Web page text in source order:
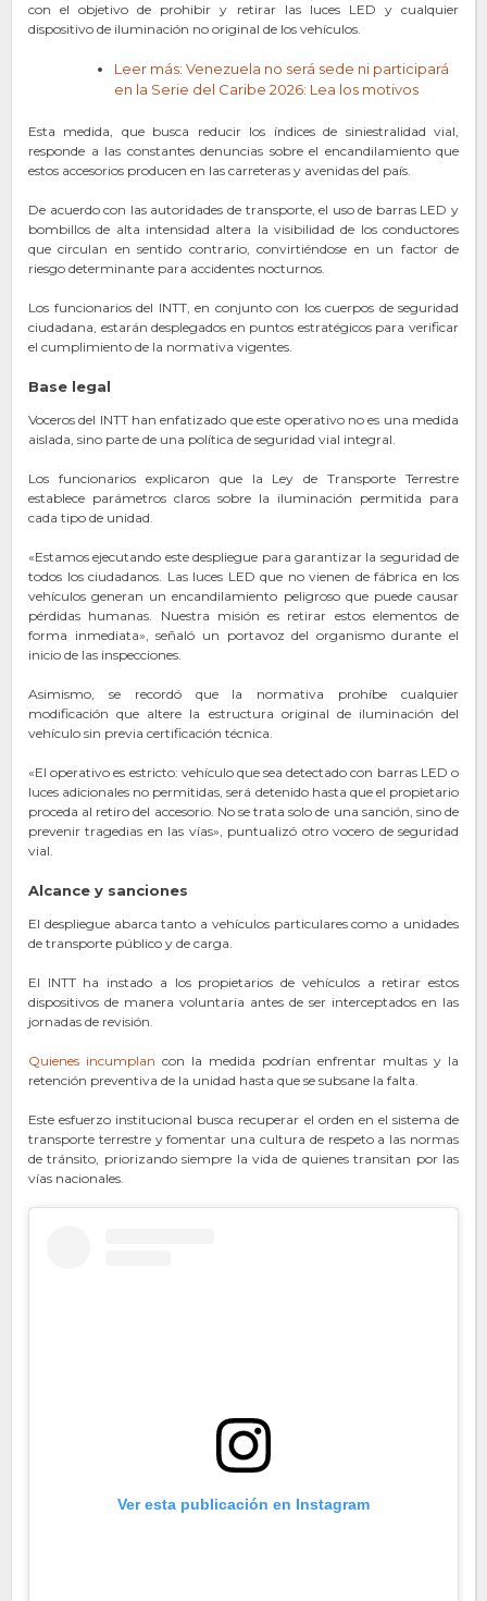
con el objetivo de prohibir y retirar las luces LED y cualquier
dispositivo de iluminación no original de los vehículos.
Leer más: Venezuela no será sede ni participará
en la Serie del Caribe 2026​: Lea los motivos
Esta medida, que busca reducir los índices de siniestralidad vial,
responde a las constantes denuncias sobre el encandilamiento que
estos accesorios producen en las carreteras y avenidas del país.
De acuerdo con las autoridades de transporte, el uso de barras LED y
bombillos de alta intensidad altera la visibilidad de los conductores
que circulan en sentido contrario, convirtiéndose en un factor de
riesgo determinante para accidentes nocturnos.
Los funcionarios del INTT, en conjunto con los cuerpos de seguridad
ciudadana, estarán desplegados en puntos estratégicos para verificar
el cumplimiento de la normativa vigentes.
Base legal
Voceros del INTT han enfatizado que este operativo no es una medida
aislada, sino parte de una política de seguridad vial integral.
Los funcionarios explicaron que la Ley de Transporte Terrestre
establece parámetros claros sobre la iluminación permitida para
cada tipo de unidad.
«Estamos ejecutando este despliegue para garantizar la seguridad de
todos los ciudadanos. Las luces LED que no vienen de fábrica en los
vehículos generan un encandilamiento peligroso que puede causar
pérdidas humanas. Nuestra misión es retirar estos elementos de
forma inmediata», señaló un portavoz del organismo durante el
inicio de las inspecciones.
Asimismo, se recordó que la normativa prohíbe cualquier
modificación que altere la estructura original de iluminación del
vehículo sin previa certificación técnica.
«El operativo es estricto: vehículo que sea detectado con barras LED o
luces adicionales no permitidas, será detenido hasta que el propietario
proceda al retiro del accesorio. No se trata solo de una sanción, sino de
prevenir tragedias en las vías», puntualizó otro vocero de seguridad
vial.
Alcance y sanciones
El despliegue abarca tanto a vehículos particulares como a unidades
de transporte público y de carga.
El INTT ha instado a los propietarios de vehículos a retirar estos
dispositivos de manera voluntaria antes de ser interceptados en las
jornadas de revisión.
Quienes incumplan con la medida podrían enfrentar multas y la
retención preventiva de la unidad hasta que se subsane la falta.
Este esfuerzo institucional busca recuperar el orden en el sistema de
transporte terrestre y fomentar una cultura de respeto a las normas
de tránsito, priorizando siempre la vida de quienes transitan por las
vías nacionales.
Ver esta publicación en Instagram